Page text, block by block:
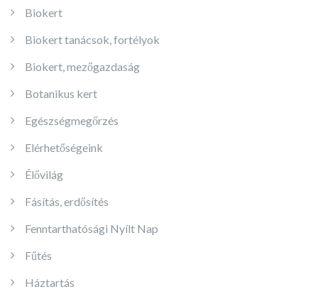
Biokert
Biokert tanácsok, fortélyok
Biokert, mezőgazdaság
Botanikus kert
Egészségmegőrzés
Elérhetőségeink
Élővilág
Fásítás, erdősítés
Fenntarthatósági Nyílt Nap
Fűtés
Háztartás